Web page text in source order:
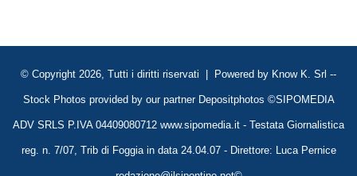
© Copyright 2026, Tutti i diritti riservati | Powered by Know K. Srl --
Stock Photos provided by our partner Depositphotos ©SIPOMEDIA
ADV SRLS P.IVA 04409080712 www.sipomedia.it - Testata Giornalistica
reg. n. 7/07, Trib di Foggia in data 24.04.07 - Direttore: Luca Pernice